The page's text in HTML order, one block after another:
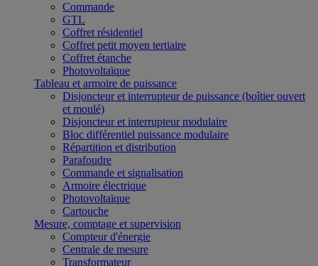
Commande
GTL
Coffret résidentiel
Coffret petit moyen tertiaire
Coffret étanche
Photovoltaïque
Tableau et armoire de puissance
Disjoncteur et interrupteur de puissance (boîtier ouvert
et moulé)
Disjoncteur et interrupteur modulaire
Bloc différentiel puissance modulaire
Répartition et distribution
Parafoudre
Commande et signalisation
Armoire électrique
Photovoltaïque
Cartouche
Mesure, comptage et supervision
Compteur d'énergie
Centrale de mesure
Transformateur